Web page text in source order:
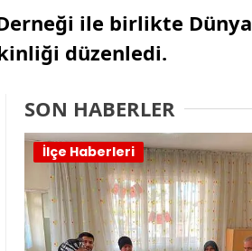
ile birlikte Dünya
düzenledi.
SON HABERLER
İlçe Haberleri